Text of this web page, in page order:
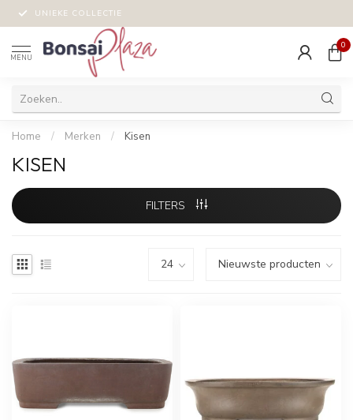
UNIEKE COLLECTIE
MENU
0
Home / Merken / Kisen
KISEN
FILTERS